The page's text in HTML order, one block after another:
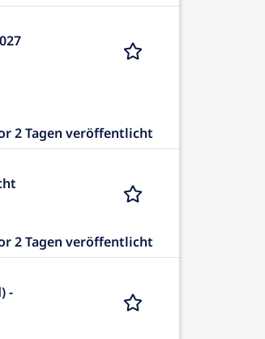
2 Tagen veröffentlicht
2 Tagen veröffentlicht
-